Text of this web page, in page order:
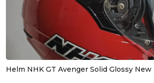
Helm NHK GT Avenger Solid Glossy New